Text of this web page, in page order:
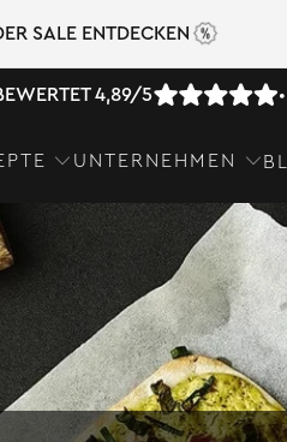
SALE ENTDECKEN
4,89/5 •
UNTERNEHMEN